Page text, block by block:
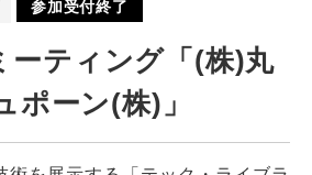
参加受付終了
ーティング「(株)丸
ポーン(株)」